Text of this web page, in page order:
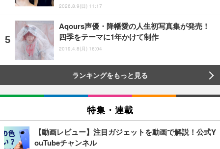
2026.8.9(日) 11:17
Aqours声優・降幡愛の人生初写真集が発売！
四季をテーマに1年かけて制作
2019.4.8(月) 16:04
ランキングをもっと見る
特集・連載
【動画レビュー】注目ガジェットを動画で解説！公式Y
ouTubeチャンネル